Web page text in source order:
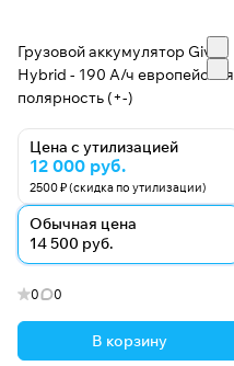
Грузовой аккумулятор Giver
Hybrid - 190 А/ч европейская
полярность (+-)
Цена с утилизацией
12 000 руб.
2500 ₽ (скидка по утилизации)
Обычная цена
14 500 руб.
0 0
В корзину